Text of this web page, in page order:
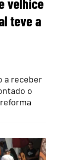
teve a
a receber
o